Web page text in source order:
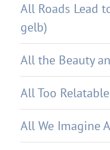
All Roads Lead
gelb)
All the Beauty
All Too Relatable
All We Imagine